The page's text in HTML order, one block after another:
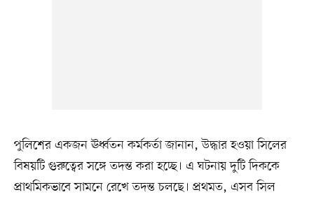
পুলিশের একজন ঊর্ধ্বতন কর্মকর্তা জানান, উদ্ধার হওয়া সিলের
বিষয়টি গুরুত্বের সঙ্গে তদন্ত করা হচ্ছে। এ ঘটনায় দুটি দিককে
প্রাথমিকভাবে সামনে রেখে তদন্ত চলছে। প্রথমত, এসব সিল